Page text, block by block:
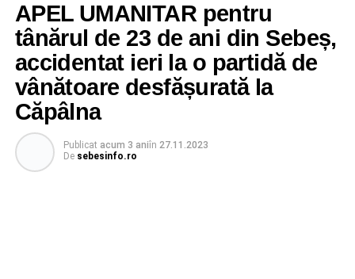
APEL UMANITAR pentru
tânărul de 23 de ani din Sebeș,
accidentat ieri la o partidă de
vânătoare desfășurată la
Căpâlna
Publicat acum 3 aniîn 27.11.2023
De sebesinfo.ro